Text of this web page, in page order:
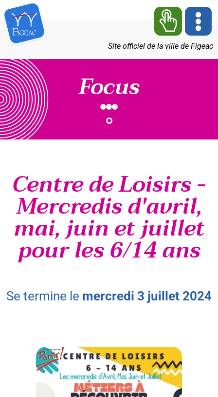
Site officiel de la ville de Figeac
Focus
Centre de Loisirs -
Mercredis d'avril,
mai, juin et juillet
pour les 6/14 ans
se termine le mercredi 3 juillet 2024